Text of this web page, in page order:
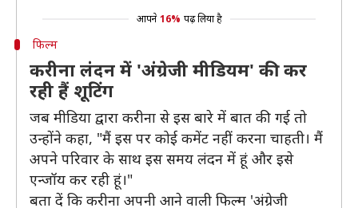
आपने 16% पढ़ लिया है
फिल्म
करीना लंदन में 'अंग्रेजी मीडियम' की कर
रही हैं शूटिंग
जब मीडिया द्वारा करीना से इस बारे में बात की गई तो
उन्होंने कहा, "मैं इस पर कोई कमेंट नहीं करना चाहती। मैं
अपने परिवार के साथ इस समय लंदन में हूं और इसे
एन्जॉय कर रही हूं।"
बता दें कि करीना अपनी आने वाली फिल्म 'अंग्रेजी